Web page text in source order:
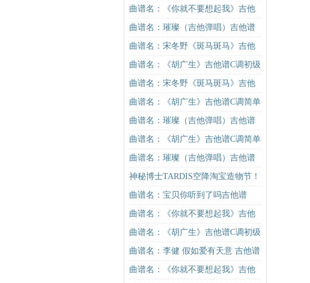
进阶版（酷音小伟吉他弹唱教学）
吉他谱
曲谱名：《你就不要想起我》吉他
谱C调简单版吉他谱
曲谱名：璀璨（吉他弹唱）吉他谱
曲谱名：宋冬野《斑马斑马》吉他
谱C调简单版（酷音小伟吉他教学）
吉他谱
曲谱名：《胡广生》吉他谱C调初级
进阶版（酷音小伟吉他弹唱教学）
吉他谱
曲谱名：宋冬野《斑马斑马》吉他
谱C调简单版（酷音小伟吉他教学）
吉他谱
曲谱名：《胡广生》吉他谱C调简单
版（酷音小伟吉他弹唱教学）吉他
谱
曲谱名：璀璨（吉他弹唱）吉他谱
曲谱名：《胡广生》吉他谱C调简单
版（酷音小伟吉他弹唱教学）吉他
谱
曲谱名：璀璨（吉他弹唱）吉他谱
神秘博士TARDIS空降淘宝造物节！
曲谱名：宝贝你听到了吗吉他谱
曲谱名：《你就不要想起我》吉他
谱C调简单版吉他谱
曲谱名：《胡广生》吉他谱C调初级
进阶版（酷音小伟吉他弹唱教学）
吉他谱
曲谱名：李健 假如爱有天意 吉他谱
吉他谱
曲谱名：《你就不要想起我》吉他